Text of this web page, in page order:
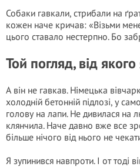
Собаки гавкали, стрибали на
кожен наче кричав: «Візьми
цього ставало нестерпно. Бо
Той погляд, від
А він не гавкав. Німецька
холодній бетонній підлозі, у
голову на лапи. Не дивилася на
клянчила. Наче давно вже все
більше нічого від нього не
Я зупинився навпроти. І от тоді